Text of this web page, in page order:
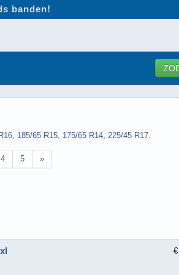
185/65 R15 175/65 R14 225/45 R17
4 5 »
banden!